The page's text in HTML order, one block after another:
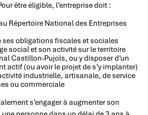
être éligible, l’entreprise doit :
Répertoire National des Entreprises
ses obligations fiscales et sociales
social et son activité sur le territoire
Castillon-Pujols, ou y disposer d’un
actif (ou avoir le projet de s’y implanter)
industrielle, artisanale, de service
ou commerciale
s’engager à augmenter son